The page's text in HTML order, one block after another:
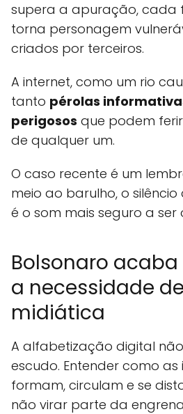
supera a apuração, cada
torna personagem
criados por terceiros.
A internet, como um rio
tanto pérolas
perigosos que podem
de qualquer um.
O caso recente é um
meio ao barulho, o
é o som mais seguro a ser
Bolsonaro
a necessidade
midiática
A alfabetização digital não
escudo. Entender como
formam, circulam e se
não virar parte da